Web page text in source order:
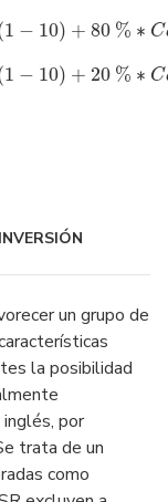
1 − 10) + 80 % ∗ C
nc ia( 1−10)+80%∗ Ca
1 − 10) + 20 % ∗ C
nc ia( 1−10)+20%∗ Ca
un grupo de
la posibilidad
por
trata de un
como